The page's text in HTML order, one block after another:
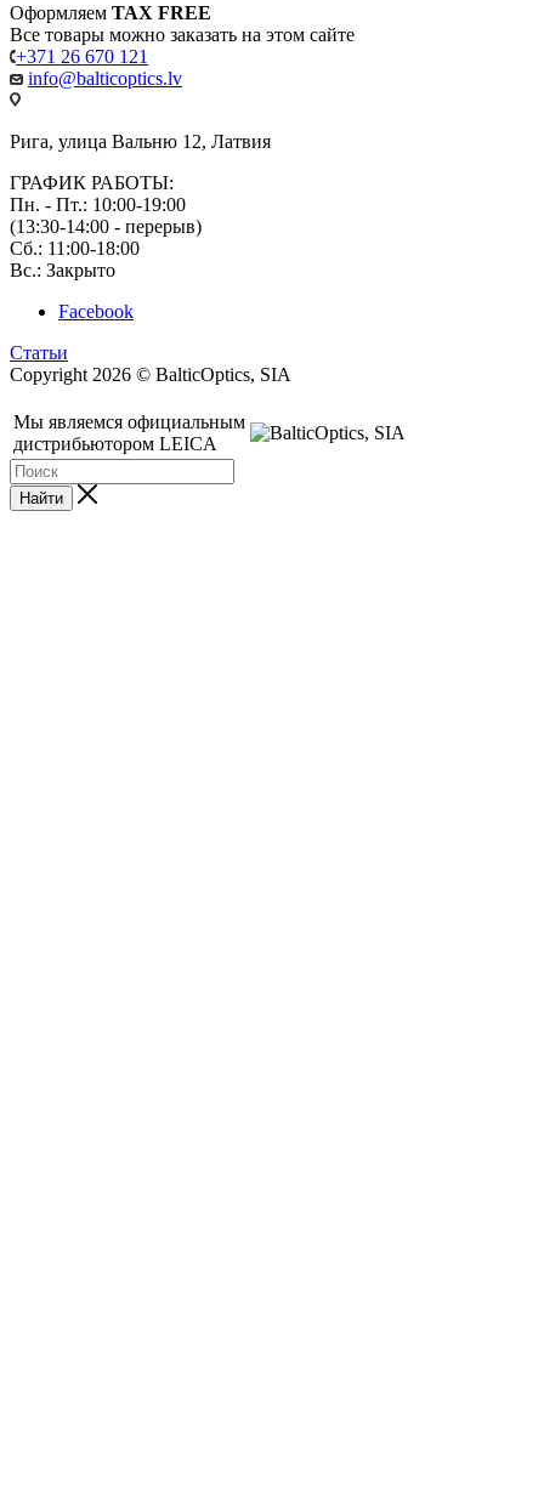
Оформляем TAX FREE
Все товары можно заказать на этом сайте
+371 26 670 121
info@balticoptics.lv
Рига, улица Вальню 12, Латвия
ГРАФИК РАБОТЫ:
Пн. - Пт.: 10:00-19:00
(13:30-14:00 - перерыв)
Сб.: 11:00-18:00
Вс.: Закрыто
Facebook
Статьи
Copyright 2026 © BalticOptics, SIA
Мы являемся официальным
дистрибьютором LEICA
Найти